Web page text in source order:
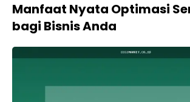
Manfaat Nyata Optimasi
bagi Bisnis Anda